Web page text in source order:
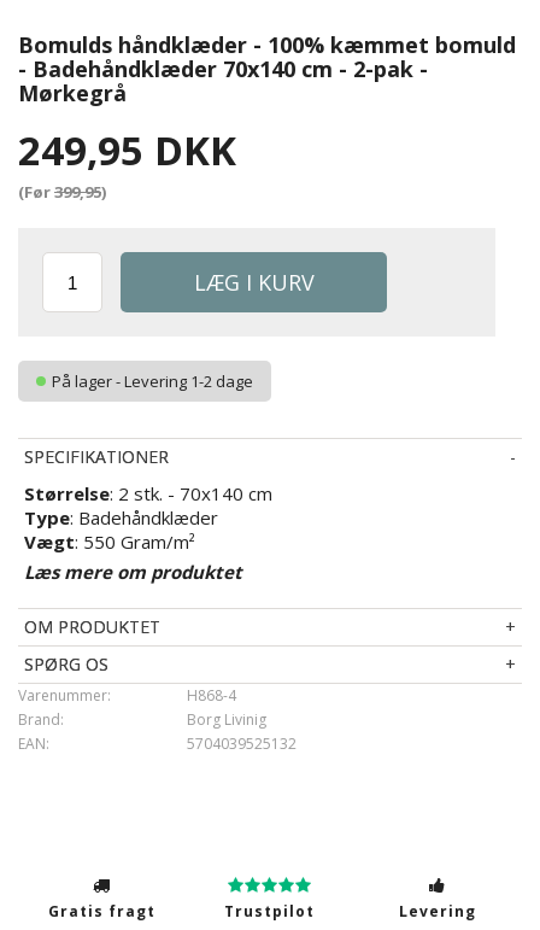
Bomulds håndklæder - 100% kæmmet bomuld
- Badehåndklæder 70x140 cm - 2-pak -
Mørkegrå
249,95 DKK
(Før399,95)
På lager - Levering 1-2 dage
SPECIFIKATIONER
Størrelse: 2 stk. - 70x140 cm
Type: Badehåndklæder
Vægt: 550 Gram/m²
Tekstiltype: 100% kæmmet bomuld
: Mørkegrå
Tekstiltype:Bomuld
Brand:Borg Living
Strop til ophæng
Vask: 60°
Tørretumbling
Læs mere om produktet
OM PRODUKTET
SPØRG OS
H868-4
Varenummer:
Borg Livinig
Brand:
5704039525132
EAN:
Gratis fragt
Trustpilot
Levering